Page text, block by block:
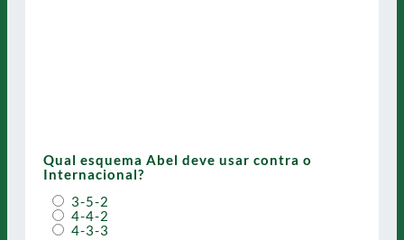
Qual esquema Abel deve usar contra o
Internacional?
3-5-2
4-4-2
4-3-3